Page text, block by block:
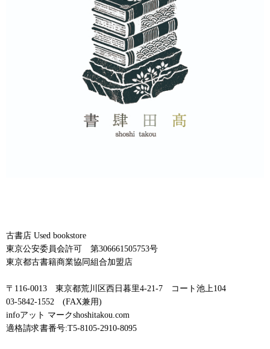
古書店 Used bookstore
東京公安委員会許可 第306661505753号
東京都古書籍商業協同組合加盟店
〒116-0013 東京都荒川区西日暮里4-21-7 コート池上104
03-5842-1552 (FAX兼用)
infoアット マークshoshitakou.com
適格請求書番号:T5-8105-2910-8095